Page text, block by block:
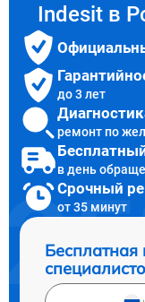
Indesit в
до 3 лет
ремонт по
в день
Срочный
от 35 минут
Бесплатная